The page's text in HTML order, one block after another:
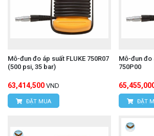
Mô-đun đo áp suất FLUKE 750R07
(500 psi, 35 bar)
63,414,500 VND
ĐẶT MUA
Mô-đun đo
750P00
ĐẶT